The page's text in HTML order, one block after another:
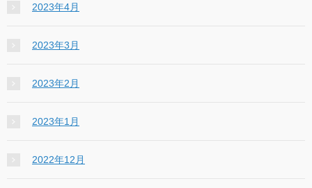
2023年4月
2023年3月
2023年2月
2023年1月
2022年12月